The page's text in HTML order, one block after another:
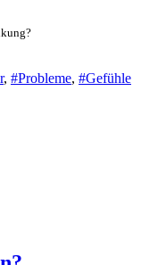
, #Probleme, #Gefühle